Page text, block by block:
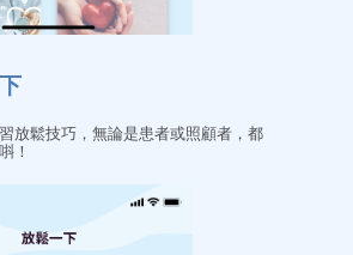
放鬆技巧，無論是患者或照顧者，都
！